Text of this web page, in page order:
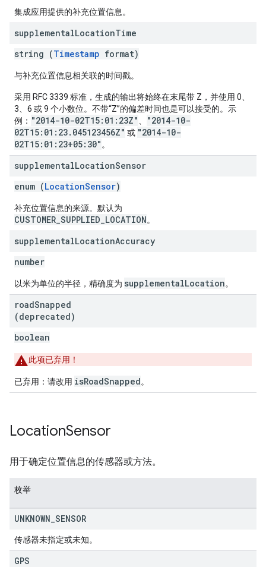
集成应用提供的补充位置信息。
supplementalLocationTime
string (Timestamp format)
与补充位置信息相关联的时间戳。
采用 RFC 3339 标准，生成的输出将始终在末尾带 Z，并使用 0、
3、6 或 9 个小数位。不带“Z”的偏差时间也是可以接受的。示
例： "2014-10-02T15:01:23Z"
"2014-10-
02T15:01:23.045123456Z" 或 "2014-10-
02T15:01:23+05:30" 。
supplementalLocationSensor
enum (LocationSensor)
补充位置信息的来源。默认为
CUSTOMER_SUPPLIED_LOCATION。
supplementalLocationAccuracy
number
以米为单位的半径，精确度为 supplementalLocation。
roadSnapped
(deprecated)
boolean
此项已弃用！
已弃用：请改用 isRoadSnapped。
LocationSensor
用于确定位置信息的传感器或方法。
枚举
UNKNOWN SENSOR
传感器未指定或未知。
GPS